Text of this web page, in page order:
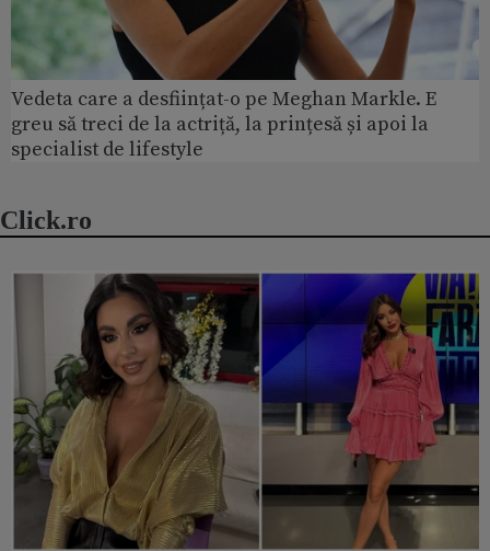
Vedeta care a desființat-o pe Meghan Markle. E
greu să treci de la actriță, la prințesă și apoi la
specialist de lifestyle
Click.ro